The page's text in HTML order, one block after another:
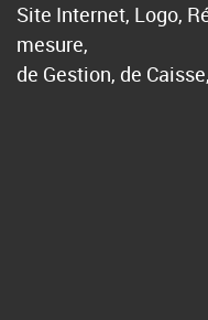
Site Internet, Logo,
mesure,
de Gestion, de